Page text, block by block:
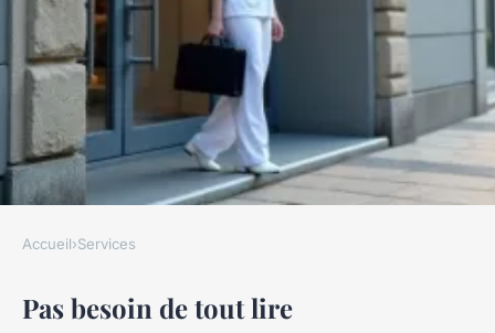
Entreprise de nettoyage
Accueil›Services
Pas besoin de tout lire